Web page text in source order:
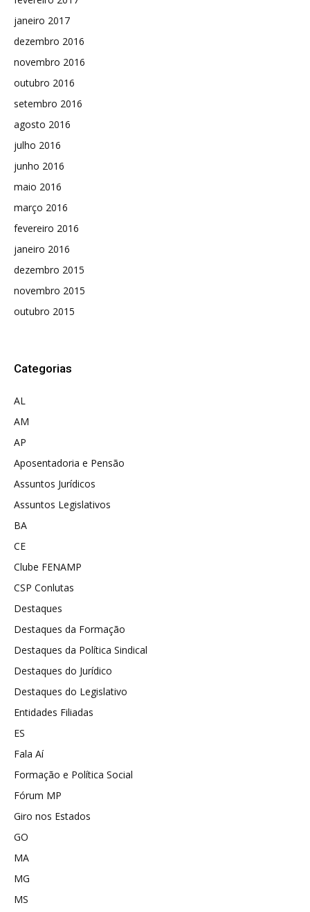
janeiro 2017
dezembro 2016
novembro 2016
outubro 2016
setembro 2016
agosto 2016
julho 2016
junho 2016
maio 2016
março 2016
fevereiro 2016
janeiro 2016
dezembro 2015
novembro 2015
outubro 2015
Categorias
AL
AM
AP
Aposentadoria e Pensão
Assuntos Jurídicos
Assuntos Legislativos
BA
CE
Clube FENAMP
CSP Conlutas
Destaques
Destaques da Formação
Destaques da Política Sindical
Destaques do Jurídico
Destaques do Legislativo
Entidades Filiadas
ES
Fala Aí
Formação e Política Social
Fórum MP
Giro nos Estados
GO
MA
MG
MS